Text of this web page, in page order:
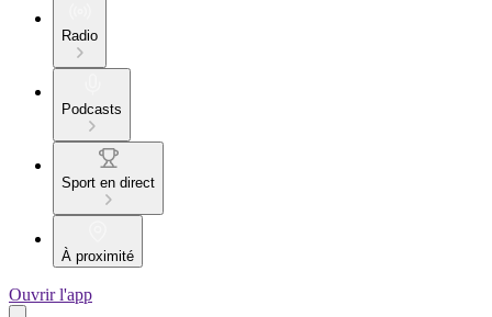
Radio
Podcasts
Sport en direct
À proximité
Ouvrir l'app